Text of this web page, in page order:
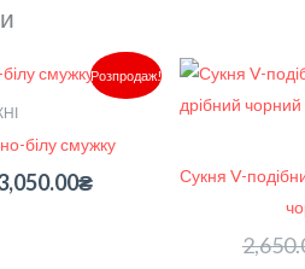
Розпродаж!
білу смужку
Оригінальна
₴
Поточна
ціна:
3,050.00₴.
Сукня V-